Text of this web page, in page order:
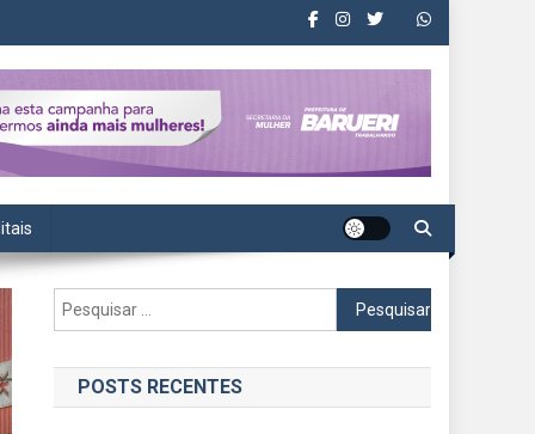
Pesquisar
por:
POSTS RECENTES